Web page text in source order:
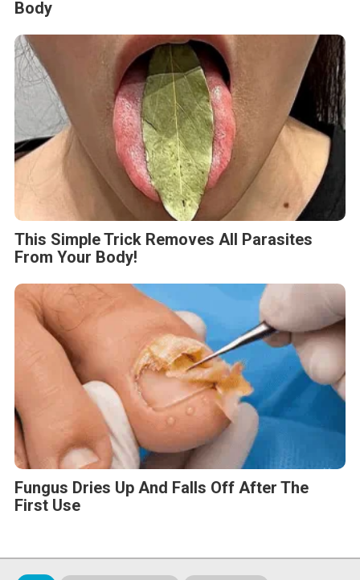
Body
This Simple Trick Removes All Parasites
From Your Body!
Fungus Dries Up And Falls Off After The
First Use